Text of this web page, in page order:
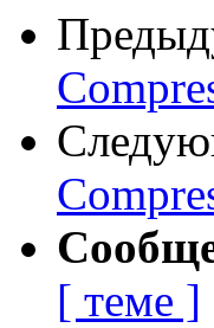
[ теме ]